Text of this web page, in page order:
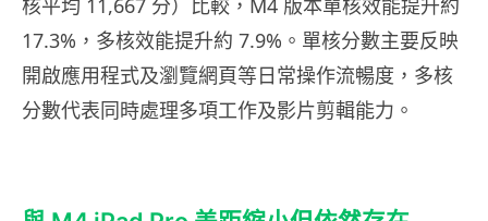
核平均 11,667 分）比較，M4 版本單核效能提升約
17.3%，多核效能提升約 7.9%。單核分數主要反映
開啟應用程式及瀏覽網頁等日常操作流暢度，多核
分數代表同時處理多項工作及影片剪輯能力。